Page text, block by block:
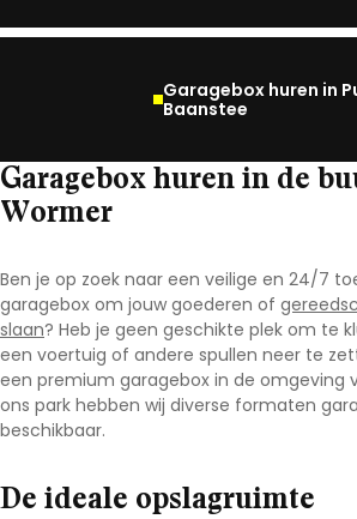
Garagebox huren in
Baanstee
Garagebox huren in de
Wormer
Ben je op zoek naar een veilige en 24/7
garagebox om jouw goederen of
slaan? Heb je geen geschikte plek om te
een voertuig of andere spullen neer te
een premium garagebox in de omgeving
ons park hebben wij diverse formaten
beschikbaar.
De ideale opslagruimte